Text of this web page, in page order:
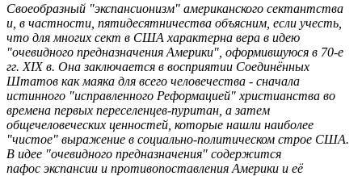
Своеобразный "экспансионизм" американского сектантства
и, в частности, пятидесятничества объясним, если учесть,
что для многих сект в США характерна вера в идею
"очевидного предназначения Америки", оформившуюся в 70-е
гг. XIX в. Она заключается в восприятии Соединённых
Штатов как маяка для всего человечества - сначала
истинного "исправленного Реформацией" христианства во
времена первых переселенцев-пуритан, а затем
общечеловеческих ценностей, которые нашли наиболее
"чистое" выражение в социально-политическом строе США.
В идее "очевидного предназначения" содержится
пафос экспансии и противопоставления Америки и её